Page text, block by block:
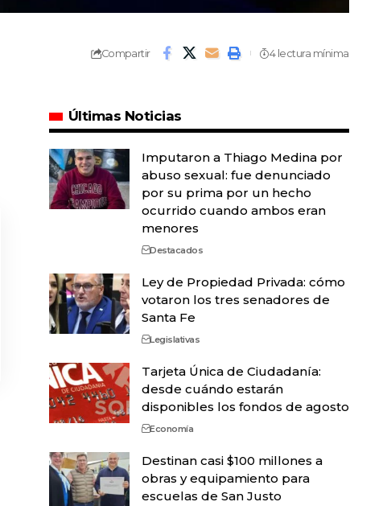
Compartir 4 lectura mínima
Últimas Noticias
Imputaron a Thiago Medina por
abuso sexual: fue denunciado
por su prima por un hecho
ocurrido cuando ambos eran
menores
Destacados
Ley de Propiedad Privada: cómo
votaron los tres senadores de
Santa Fe
Legislativas
Tarjeta Única de Ciudadanía:
desde cuándo estarán
disponibles los fondos de agosto
Economía
Destinan casi $100 millones a
obras y equipamiento para
escuelas de San Justo